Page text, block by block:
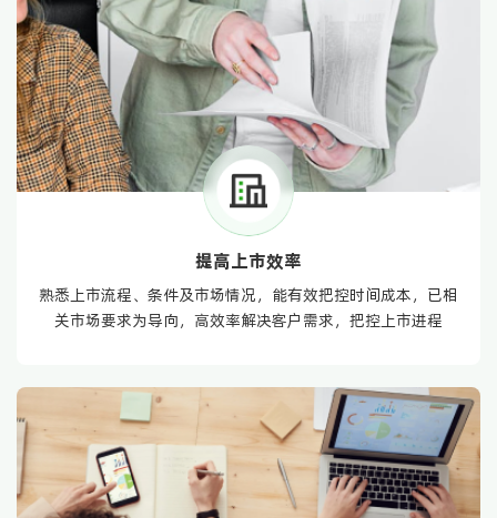
提高上市效率
熟悉上市流程、条件及市场情况，能有效把控时间成本，已相
关市场要求为导向，高效率解决客户需求，把控上市进程